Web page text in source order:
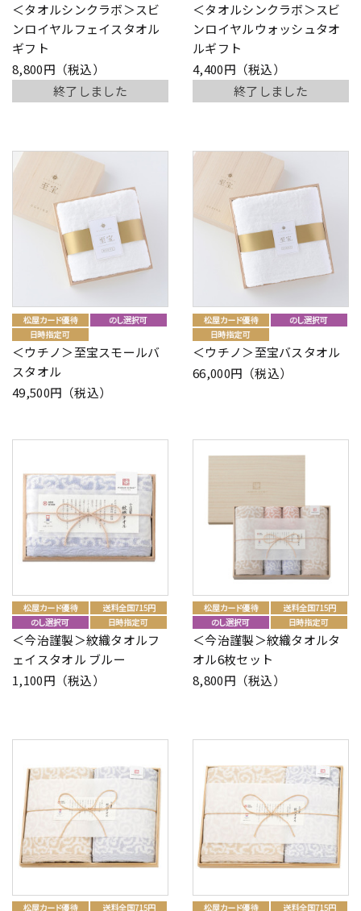
＜タオルシンクラボ＞スビ
ンロイヤルフェイスタオル
ギフト
8,800円（税込）
終了しました
＜タオルシンクラボ＞スビ
ンロイヤルウォッシュタオ
ルギフト
4,400円（税込）
終了しました
＜ウチノ＞至宝スモールバ
スタオル
49,500円（税込）
＜ウチノ＞至宝バスタオル
66,000円（税込）
＜今治謹製＞紋織タオルフ
ェイスタオル ブルー
1,100円（税込）
＜今治謹製＞紋織タオルタ
オル6枚セット
8,800円（税込）